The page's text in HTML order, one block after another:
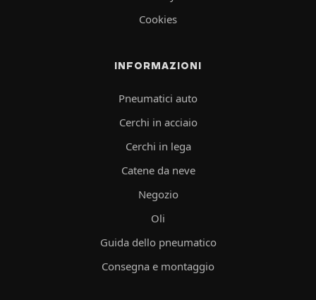
Cookies
INFORMAZIONI
Pneumatici auto
Cerchi in acciaio
Cerchi in lega
Catene da neve
Negozio
Oli
Guida dello pneumatico
Consegna e montaggio